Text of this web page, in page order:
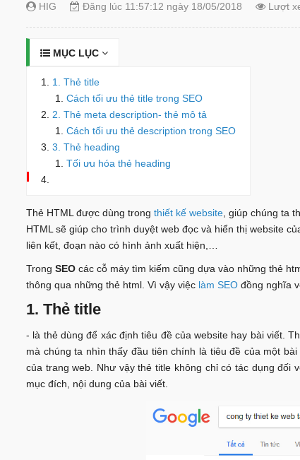
HIG Đăng lúc 11:57:12 ngày 18/05/2018 Lượt
MỤC LỤC
1. Thẻ title
Cách tối ưu thẻ title trong SEO
2. Thẻ meta description- thẻ mô tả
Cách tối ưu thẻ description trong SEO
3. Thẻ heading
Tối ưu hóa thẻ heading
Thẻ HTML được dùng trong thiết kế website , giúp chúng ta
HTML sẽ giúp cho trình duyệt web đọc và hiển thị website
liên kết, đoạn nào có hình ảnh xuất hiện,…
Trong SEO các cỗ máy tìm kiếm cũng dựa vào những thẻ
thông qua những thẻ html. Vì vậy việc làm SEO đồng nghĩa
1. Thẻ title
- là thẻ dùng để xác định tiêu đề của website hay bài viết.
mà chúng ta nhìn thấy đầu tiên chính là tiêu đề của một
của trang web. Như vậy thẻ title không chỉ có tác dụng
mục đích, nội dung của bài viết.